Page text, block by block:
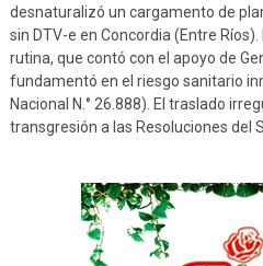
desnaturalizó un cargamento de
sin DTV-e en Concordia (Entre
rutina, que contó con el apoyo de
fundamentó en el riesgo sanitario
Nacional N.° 26.888). El traslado
transgresión a las Resoluciones del